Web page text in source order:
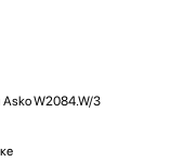
W2084.W/3